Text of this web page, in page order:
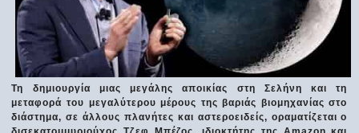
Τη δημιουργία μιας μεγάλης αποικίας στη Σελήνη και τη
μεταφορά του μεγαλύτερου μέρους της βαριάς βιομηχανίας στο
διάστημα, σε άλλους πλανήτες και αστεροειδείς, οραματίζεται ο